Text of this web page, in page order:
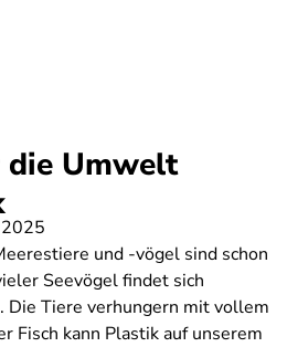
Umwelt
und -vögel sind schon
Seevögel findet sich
Die Tiere verhungern mit vollem
Fisch kann Plastik auf unserem